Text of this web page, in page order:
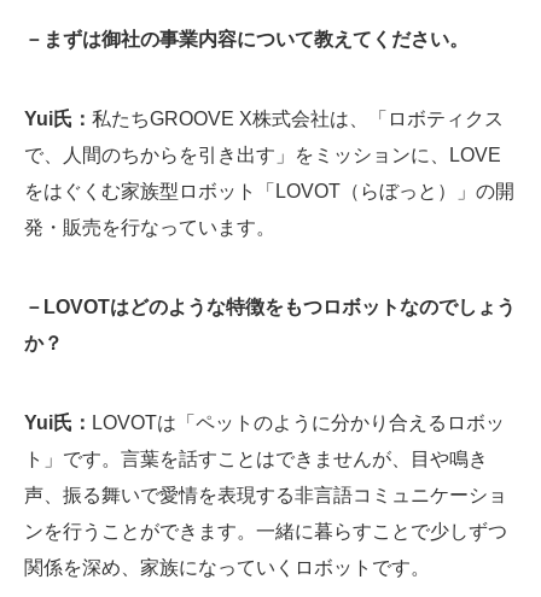
－まずは御社の事業内容について教えてください。
Yui氏： 私たちGROOVE X株式会社は、「ロボティクス
で、人間のちからを引き出す」をミッションに、LOVE
をはぐくむ家族型ロボット「LOVOT（らぼっと）」の開
発・販売を行なっています。
－LOVOTはどのような特徴をもつロボットなのでしょう
か？
Yui氏： LOVOTは「ペットのように分かり合えるロボッ
ト」です。言葉を話すことはできませんが、目や鳴き
声、振る舞いで愛情を表現する非言語コミュニケーショ
ンを行うことができます。一緒に暮らすことで少しずつ
関係を深め、家族になっていくロボットです。